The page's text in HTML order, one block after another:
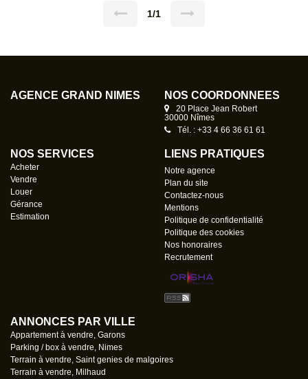
ÉNERGÉTIQUE : D- CLASSE CLIMAT: D LOYER CC 700€
ETAT DES LIEUX
1/1
AGENCE GRAND NÎMES NOS COORDONNÉES
20 Place Jean Robert
30000 Nîmes
Tél. : +33 4 66 36 61 61
NOS SERVICES
Acheter
Vendre
Louer
Gérance
Estimation
LIENS PRATIQUES
Notre agence
Plan du site
Contactez-nous
Mentions
Politique de confidentialité
Politique des cookies
Nos honoraires
Recrutement
ANNONCES PAR VILLE
Appartement à vendre, Garons
Parking / box à vendre, Nimes
Terrain à vendre, Saint genies de malgoires
Terrain à vendre, Milhaud